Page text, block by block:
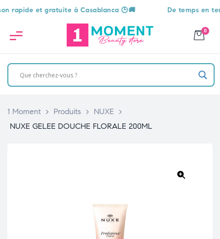
et gratuite à Casablanca 🕒🚚 De temps en
0
1 Moment > Produits > NUXE
>
NUXE GELEE DOUCHE FLORALE 200ML